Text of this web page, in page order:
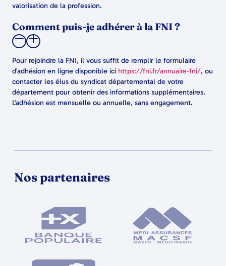
valorisation de la profession.
Comment puis-je adhérer à la FNI ?
Pour rejoindre la FNI, il vous suffit de remplir le formulaire
d’adhésion en ligne disponible ici https://fni.fr/annuaire-fni/, ou
contacter les élus du syndicat départemental de votre
département pour obtenir des informations supplémentaires.
L'adhésion est mensuelle ou annuelle, sans engagement.
Nos partenaires